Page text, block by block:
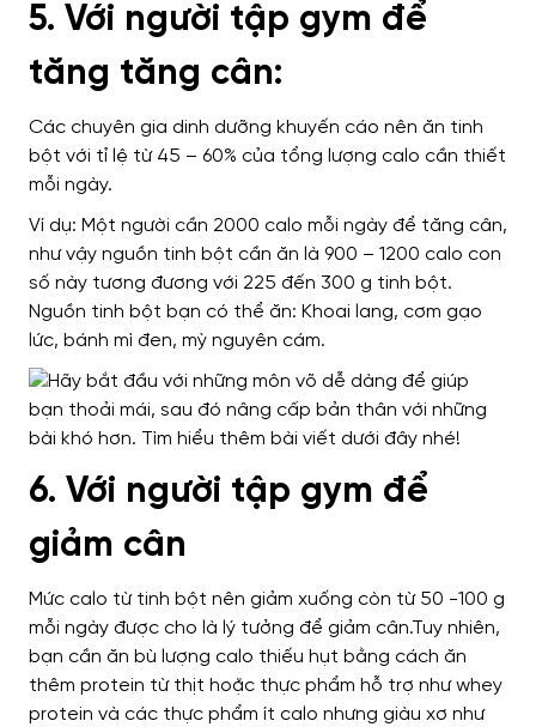
5. Với người tập gym để
tăng tăng cân:
Các chuyên gia dinh dưỡng khuyến cáo nên ăn tinh
bột với tỉ lệ từ 45 – 60% của tổng lượng calo cần thiết
mỗi ngày.
Ví dụ: Một người cần 2000 calo mỗi ngày để tăng cân,
như vậy nguồn tinh bột cần ăn là 900 – 1200 calo con
số này tương đương với 225 đến 300 g tinh bột.
Nguồn tinh bột bạn có thể ăn: Khoai lang, cơm gạo
lức, bánh mì đen, mỳ nguyên cám.
6. Với người tập gym để
giảm cân
Mức calo từ tinh bột nên giảm xuống còn từ 50 -100 g
mỗi ngày được cho là lý tưởng để giảm cân.Tuy nhiên,
bạn cần ăn bù lượng calo thiếu hụt bằng cách ăn
thêm protein từ thịt hoặc thực phẩm hỗ trợ như whey
protein và các thực phẩm ít calo nhưng giàu xơ như